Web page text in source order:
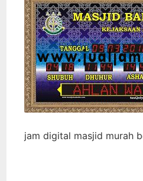
jam digital masjid murah